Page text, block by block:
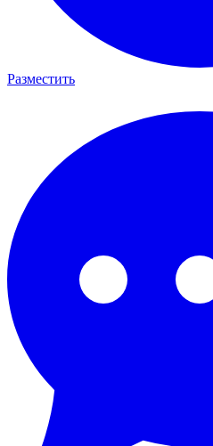
Разместить